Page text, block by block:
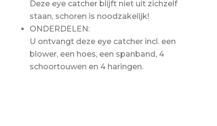
Deze eye catcher blijft niet uit zichzelf
staan, schoren is noodzakelijk!
ONDERDELEN:
U ontvangt deze eye catcher incl. een
blower, een hoes, een spanband, 4
schoortouwen en 4 haringen.